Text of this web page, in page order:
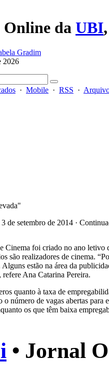
da UBI
Gradim
2026
· Mobile · RSS ·
3 de setembro de 2014 ·
Cinema foi criado no ano letivo
são realizadores de cinema.
estão na área da
refere Ana Catarina Pereira.
quanto à taxa de
o número de vagas abertas para
os que têm baixa
• Jornal